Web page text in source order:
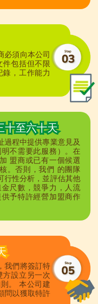
必須向本公司
包括但不限
，工作能力
十至六十天
過程中提供專業意見及
不需要此服務）。在
盟商或已有一個候選
。否則，我們 的團隊
行性分析，並評估其他
尺數，競爭力，人流
予特許經營加盟商作
我們將簽訂特
設立另一次
。 本公司建
問以獲取特許